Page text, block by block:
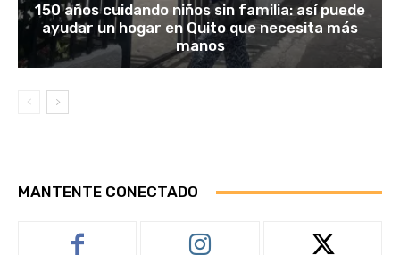
150 años cuidando niños sin familia: así puede
ayudar un hogar en Quito que necesita más
manos
MANTENTE CONECTADO